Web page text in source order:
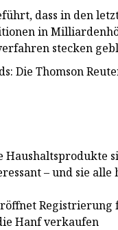
dass in den
in
stecken
Die Thomson
Haushaltsprodukte
– und sie alle
Registrierung
Hanf verkaufen